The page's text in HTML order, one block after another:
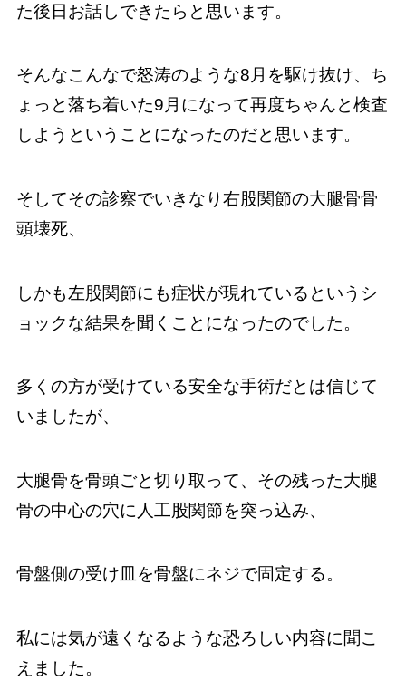
た後日お話しできたらと思います。
そんなこんなで怒涛のような8月を駆け抜け、ち
ょっと落ち着いた9月になって再度ちゃんと検査
しようということになったのだと思います。
そしてその診察でいきなり右股関節の大腿骨骨
頭壊死、
しかも左股関節にも症状が現れているというシ
ョックな結果を聞くことになったのでした。
多くの方が受けている安全な手術だとは信じて
いましたが、
大腿骨を骨頭ごと切り取って、その残った大腿
骨の中心の穴に人工股関節を突っ込み、
骨盤側の受け皿を骨盤にネジで固定する。
私には気が遠くなるような恐ろしい内容に聞こ
えました。